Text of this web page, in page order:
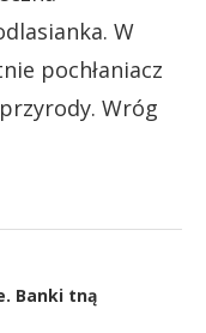
W
pochłaniacz
Wróg
Banki tną